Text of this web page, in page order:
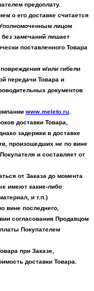
предоплату.
о его доставке считается
лицом
замечаний лишает
поставленного Товара
и/или гибели
передачи Товара и
документов
www meleto .ru
доставки Товара,
задержки в доставке
произошедших не по вине
и составляет от
от Заказа до момента
имеют какие-либо
и т.п.)
вине последнего,
согласования Продавцом
Покупателем
при Заказе,
доставки Товара.